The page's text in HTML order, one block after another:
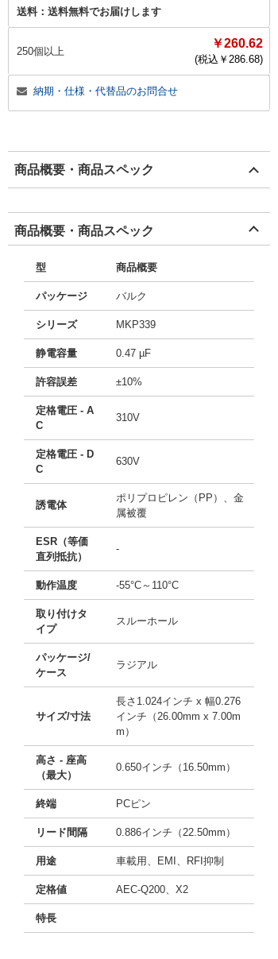
送料： 送料無料でお届けします
250個以上
￥260.62
(税込￥ 286.68)
納期・仕様・代替品のお問合せ
商品概要・商品スペック
商品概要・商品スペック
型 商品概要
パッケージ バルク
シリーズ MKP339
静電容量 0.47 µF
許容誤差 ±10%
定格電圧 - A
C
310V
定格電圧 - D
C
630V
誘電体
ポリプロピレン（PP）、金
属被覆
ESR（等価
直列抵抗）
-
動作温度 -55°C～110°C
取り付けタ
イプ
スルーホール
パッケージ/
ケース
ラジアル
サイズ/寸法
長さ1.024インチ x 幅0.276
インチ（26.00mm x 7.00m
m）
高さ - 座高
（最大）
0.650インチ（16.50mm）
終端 PCピン
リード間隔 0.886インチ（22.50mm）
用途 車載用、EMI、RFI抑制
定格値 AEC-Q200、X2
特長